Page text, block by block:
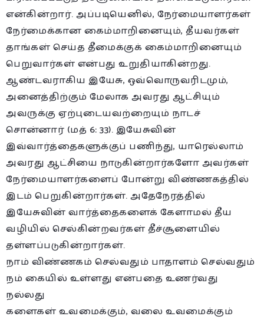
என்கின்றார். அப்படியெனில், நேர்மையாளர்கள்
நேர்மைக்கான கைம்மாறினையும், தீயவர்கள்
தாங்கள் செய்த தீமைக்குக் கைம்மாறினையும்
பெறுவார்கள் என்பது உறுதியாகின்றது.
ஆண்டவராகிய இயேசு, ஒவ்வொருவரிடமும்,
அனைத்திற்கும் மேலாக அவரது ஆட்சியும்
அவருக்கு ஏற்புடையவற்றையும் நாடச்
சொன்னார் (மத் 6: 33). இயேசுவின்
இவ்வார்த்தைகளுக்குப் பணிந்து, யாரெல்லாம்
அவரது ஆட்சியை நாடுகின்றார்களோ அவர்கள்
நேர்மையாளர்களைப் போன்று விண்ணகத்தில்
இடம் பெறுகின்றார்கள். அதேநேரத்தில்
இயேசுவின் வார்த்தைகளைக் கேளாமல் தீய
வழியில் செல்கின்றவர்கள் தீச்சூளையில்
தள்ளப்படுகின்றார்கள்.
நாம் விண்ணகம் செல்வதும் பாதாளம் செல்வதும்
நம் கையில் உள்ளது என்பதை உணர்வது
நல்லது
களைகள் உவமைக்கும், வலை உவமைக்கும்